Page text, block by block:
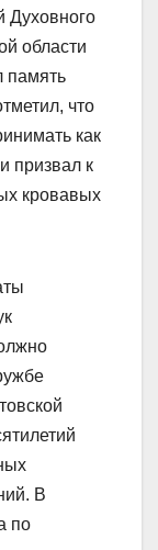
Духовного
области
память
что
как
призвал к
кровавых
В
по